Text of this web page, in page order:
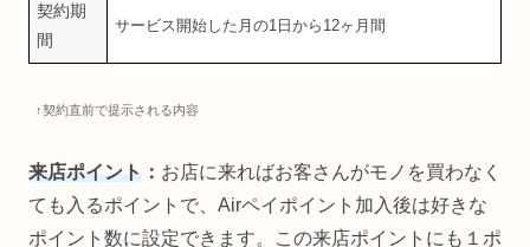
契約期
間
サービス開始した月の1日から12ヶ月間
↑契約直前で提示される内容
来店ポイント ： お店に来ればお客さんがモノを買わなく
ても入るポイントで、Airペイポイント加入後は好きな
ポイント数に設定できます。この来店ポイントにも１ポ